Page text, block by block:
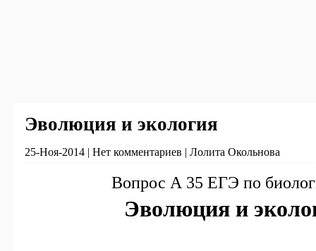
Эволюция и экология
25-Ноя-2014 | Нет комментариев | Лолита Окольнова
Вопрос А 35 ЕГЭ по
Эволюция и